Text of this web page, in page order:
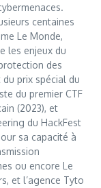
centaines
Le Monde,
les enjeux du
des
prix spécial du
du premier CTF
(2023), et
du HackFest
sa capacité à
ou encore Le
et l’agence Tyto